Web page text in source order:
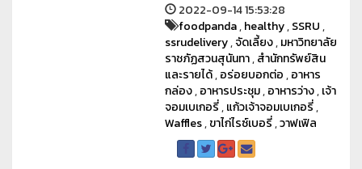
2022-09-14 15:53:28
foodpanda,healthy,SSRU,
ssrudelivery,จัดเลี้ยง,มหาวิทยาลัย
ราชภัฏสวนสุนันทา,สำนักทรัพย์สิน
และรายได้,อร่อยบอกต่อ,อาหาร
กล่อง,อาหารประชุม,อาหารว่าง,เจ้า
จอมเบเกอรี่,แก้วเจ้าจอมเบเกอรี่,
Waffles,ขาไก่ไรซ์เบอรี่,วาฟเฟิล